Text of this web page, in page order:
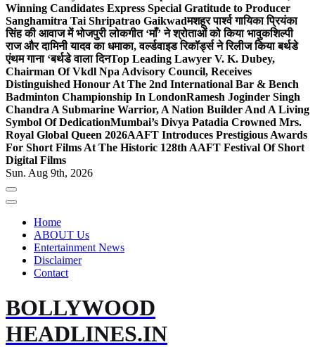
Winning Candidates Express Special Gratitude to Producer
Sanghamitra Tai Shripatrao Gaikwadमशहूर पार्श्व गायिका प्रियंका
सिंह की आवाज में भोजपुरी लोकगीत ‘माँ’ ने श्रोताओं को किया भावुकशिल्पी
राज और दामिनी यादव का धमाका, वर्ल्डवाइड रिकॉर्ड्स ने रिलीज किया बर्थडे
एंथम गाना ‘बर्थडे वाला दिनTop Leading Lawyer V. K. Dubey,
Chairman Of Vkdl Npa Advisory Council, Receives
Distinguished Honour At The 2nd International Bar & Bench
Badminton Championship In LondonRamesh Joginder Singh
Chandra A Submarine Warrior, A Nation Builder And A Living
Symbol Of DedicationMumbai’s Divya Patadia Crowned Mrs.
Royal Global Queen 2026AAFT Introduces Prestigious Awards
For Short Films At The Historic 128th AAFT Festival Of Short
Digital Films
Sun. Aug 9th, 2026
Home
ABOUT Us
Entertainment News
Disclaimer
Contact
BOLLYWOOD
HEADLINES.IN